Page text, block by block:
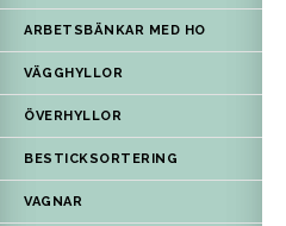
ARBETSBÄNKAR MED HO
VÄGGHYLLOR
ÖVERHYLLOR
BESTICKSORTERING
VAGNAR